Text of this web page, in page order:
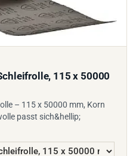
115 x 50000
– 115 x 50000 mm, Korn
passt sich&hellip;